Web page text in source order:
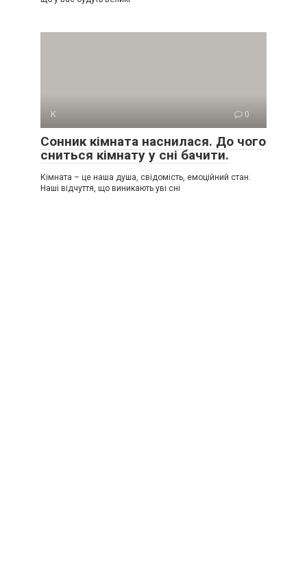
К 0
Сонник кімната наснилася. До чого
сниться кімнату у сні бачити.
Кімната – це наша душа, свідомість, емоційний стан.
Наші відчуття, що виникають уві сні